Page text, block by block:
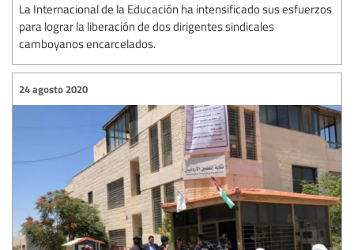
La Internacional de la Educación ha intensificado sus esfuerzos
para lograr la liberación de dos dirigentes sindicales
camboyanos encarcelados.
24 agosto 2020